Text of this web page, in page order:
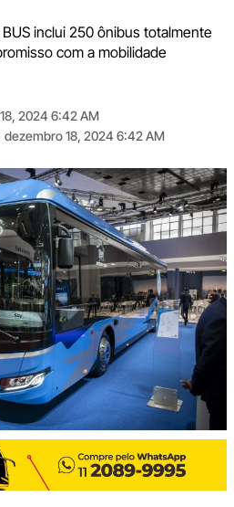
inclui 250 ônibus totalmente
com a mobilidade
2024 6:42 AM
dezembro 18, 2024 6:42 AM